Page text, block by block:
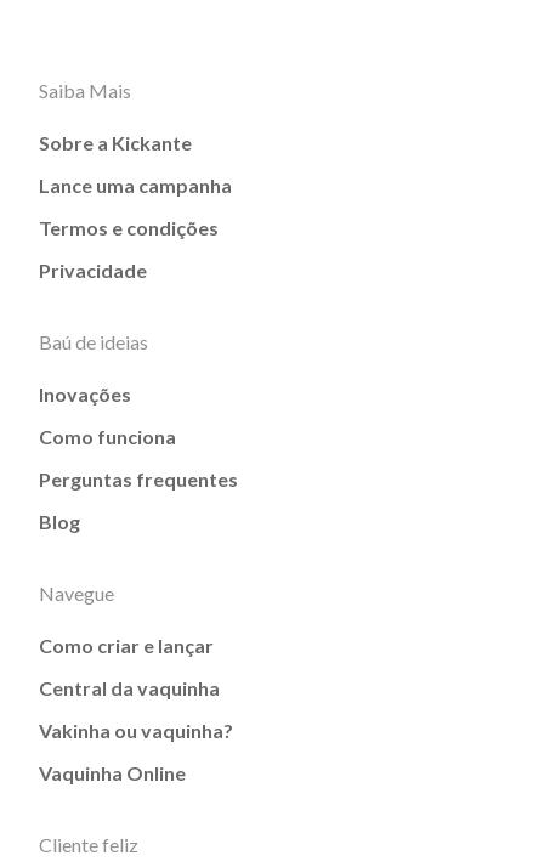
Saiba Mais
Sobre a Kickante
Lance uma campanha
Termos e condições
Privacidade
Baú de ideias
Inovações
Como funciona
Perguntas frequentes
Blog
Navegue
Como criar e lançar
Central da vaquinha
Vakinha ou vaquinha?
Vaquinha Online
Cliente feliz